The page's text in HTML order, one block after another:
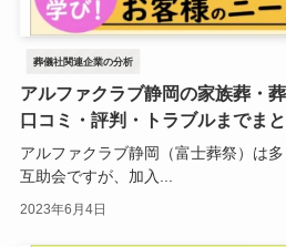
葬儀社関連企業の分析
アルファクラブ静岡の家族葬・
口コミ・評判・トラブルまでま
アルファクラブ静岡（富士葬祭）は
互助会ですが、加入...
2023年6月4日